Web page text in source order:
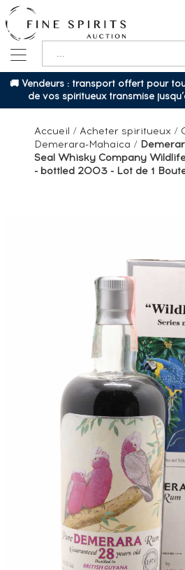
🚚 Vendeurs : transport offert pour
de vos spiritueux transmise
Accueil / Acheter spiritueux /
Demerara-Mahaica /
Seal Whisky Company
- bottled 2003 - Lot de 1